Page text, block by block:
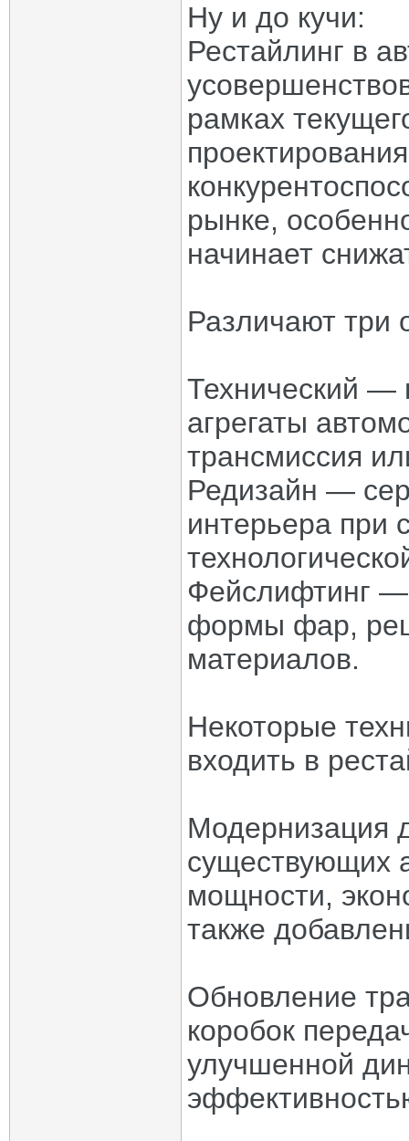
Ну и до кучи:
Рестайлинг в
рамках
рынке,
начинает
Различают три
Технический —
агрегаты
трансмиссия
Редизайн —
интерьера при
Фейслифтинг —
формы фар,
материалов.
Некоторые
входить в
Модернизация
существующих
мощности,
также
Обновление
коробок
улучшенной